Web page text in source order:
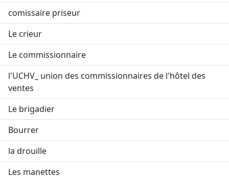
comissaire priseur
Le crieur
Le commissionnaire
l'UCHV_ union des commissionnaires de l'hôtel des
ventes
Le brigadier
Bourrer
la drouille
Les manettes